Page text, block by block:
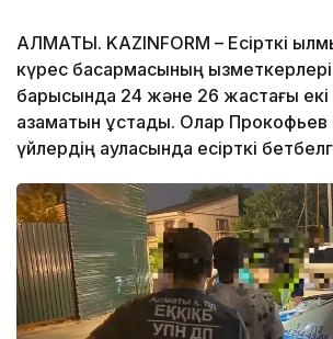
АЛМАТЫ. KAZINFORM – Есірткі
күрес басқармасының
барысында 24 және 26 жастағы екі
азаматын ұстады. Олар Прокофьев
үйлердің ауласында есірткі